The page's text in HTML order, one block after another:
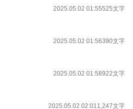
2025.05.02 01:55525文字
2025.05.02 01:56390文字
2025.05.02 01:58922文字
2025.05.02 02:011,247文字